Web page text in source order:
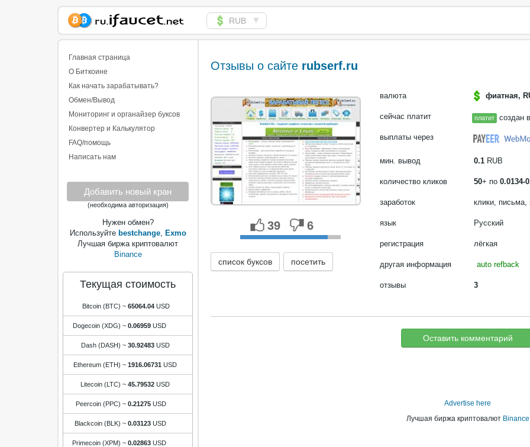
Сборщик Биткоина
самая большая
коллекция
RUB ▼
Главная страница
О Биткоине
Как начать зарабатывать?
Обмен/Вывод
Мониторинг и органайзер буксов
Конвертер и Калькулятор
FAQ/помощь
Написать нам
Добавить новый кран
(необходима авторизация)
Нужен обмен?
Используйте bestchange, Exmo
Лучшая биржа криптовалют
Binance
Текущая стоимость
Bitcoin (BTC) ~ 65064.04 USD
Dogecoin (XDG) ~ 0.06959 USD
Dash (DASH) ~ 30.92483 USD
Ethereum (ETH) ~ 1916.06731 USD
Litecoin (LTC) ~ 45.79532 USD
Peercoin (PPC) ~ 0.21275 USD
Blackcoin (BLK) ~ 0.03123 USD
Primecoin (XPM) ~ 0.02863 USD
Отзывы о сайте rubserf.ru
39 6
список буксов посетить
валюта фиатная,
сейчас платит платит создан
выплаты через
мин. вывод 0.1 RUB
количество кликов 50+ по 0.0134-
заработок клики, письма,
язык Русский
регистрация лёгкая
другая информация auto refback
отзывы 3
Оставить комментарий
Advertise here
Лучшая биржа криптовалют Binance